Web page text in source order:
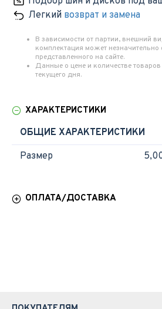
Легкий возврат и замена
В зависимости от партии, внешний
комплектация может незначительно
представленного на сайте.
Данные о цене и количестве
текущего дня.
ХАРАКТЕРИСТИКИ
ОБЩИЕ ХАРАКТЕРИСТИКИ
Размер
ОПЛАТА/ДОСТАВКА